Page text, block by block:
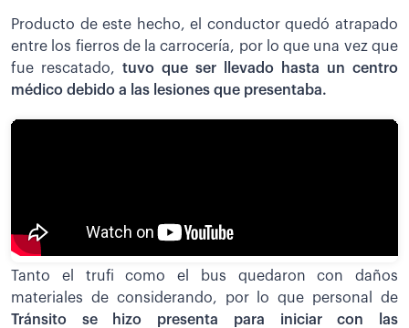
Producto de este hecho, el conductor quedó atrapado
entre los fierros de la carrocería, por lo que una vez que
fue rescatado, tuvo que ser llevado hasta un centro
médico debido a las lesiones que presentaba.
Tanto el trufi como el bus quedaron con daños
materiales de considerando, por lo que personal de
Tránsito se hizo presenta para iniciar con las